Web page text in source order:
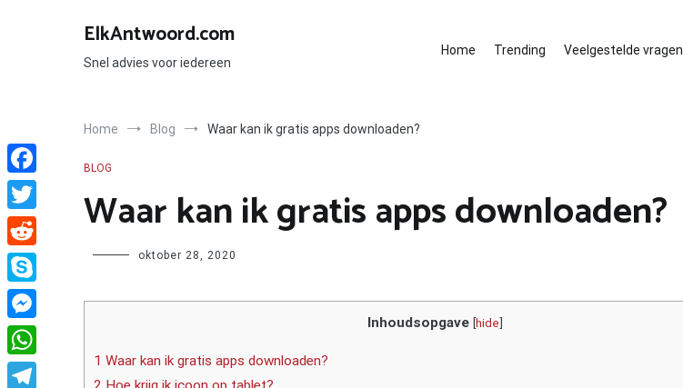
ElkAntwoord.com
Snel advies voor iedereen
Home Trending Veelgestelde vragen
Home Blog Waar kan ik gratis apps downloaden?
BLOG
Waar kan ik gratis apps downloaden?
Author oktober 28, 2020
Inhoudsopgave [hide]
1 Waar kan ik gratis apps downloaden?
Facebook
Twitter
Reddit
Skype
Messenger
WhatsApp